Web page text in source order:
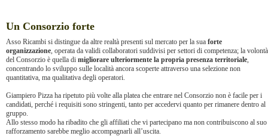
Un Consorzio forte
Asso Ricambi si distingue da altre realtà presenti sul mercato per la sua forte
organizzazione, operata da validi collaboratori suddivisi per settori di competenza; la volontà
del Consorzio è quella di migliorare ulteriormente la propria presenza territoriale,
concentrando lo sviluppo sulle località ancora scoperte attraverso una selezione non
quantitativa, ma qualitativa degli operatori.
Giampiero Pizza ha ripetuto più volte alla platea che entrare nel Consorzio non è facile per i
candidati, perché i requisiti sono stringenti, tanto per accedervi quanto per rimanere dentro al
gruppo.
Allo stesso modo ha ribadito che gli affiliati che vi partecipano ma non contribuiscono al suo
rafforzamento sarebbe meglio accompagnarli all’uscita.